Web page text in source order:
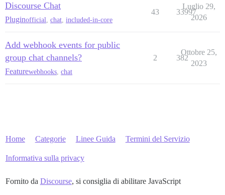
Discourse Chat
Pluginofficial chat included-in-core
43 33997
Luglio 29,
2026
Add webhook events for public
group chat channels?
Featurewebhooks chat
2 382
Ottobre 25,
2023
Home Categorie Linee Guida Termini del Servizio
Informativa sulla privacy
Fornito da Discourse, si consiglia di abilitare JavaScript